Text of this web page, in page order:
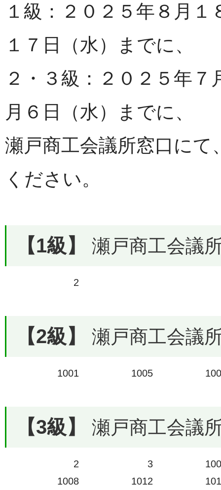
１級：２０２５年８月
１７日（水）までに、
２・３級：２０２５年
月６日（水）までに、
瀬戸商工会議所窓口に
ください。
【1級】 瀬戸商工会議
2
【2級】 瀬戸商工会議
1001 1005
【3級】 瀬戸商工会議
2 3
1008
1012